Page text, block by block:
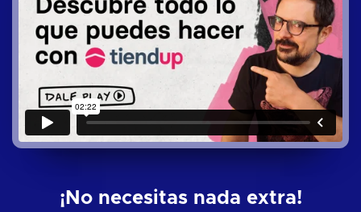
¡No necesitas nada extra!